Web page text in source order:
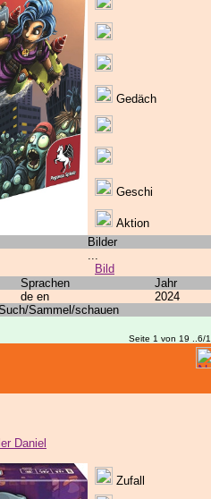
Gedäch
Geschi
Aktion
Bilder
...
Bild
Sprachen
Jahr
de en
2024
Sammel/schauen
Seite 1 von 19 ..6/
Daniel
Zufall